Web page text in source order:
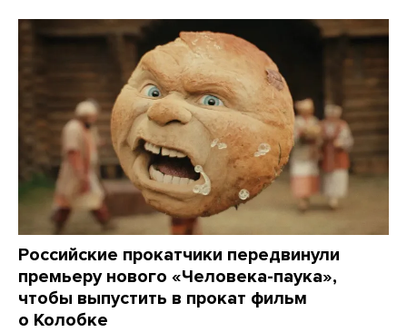
Российские прокатчики передвинули
премьеру нового «Человека-паука»,
чтобы выпустить в прокат фильм
о Колобке